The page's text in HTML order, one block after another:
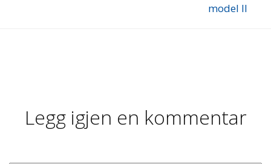
model II
Legg igjen en kommentar